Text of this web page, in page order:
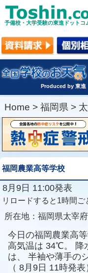
予備校・大学受験の東進ドットコ
Produced by 東進
Home > 福岡県 >
福岡農業高等学校
8月9日 11:00発表
リロードすると1時間ご
所在地： 福岡県太宰
今日の福岡農業高
高気温は 34℃。 降
は、
半袖や薄手の
（ 8月9日 11時発表